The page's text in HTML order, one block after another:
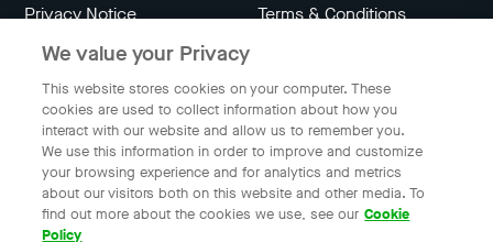
Privacy Notice Terms & Conditions
Data Attribution
Indonesia
© 2023 Gojek | Gojek is a trademark of PT GoTo Gojek
We value your Privacy
This website stores cookies on your computer. These
cookies are used to collect information about how you
interact with our website and allow us to remember you.
We use this information in order to improve and customize
your browsing experience and for analytics and metrics
about our visitors both on this website and other media. To
find out more about the cookies we use, see our Cookie
Policy